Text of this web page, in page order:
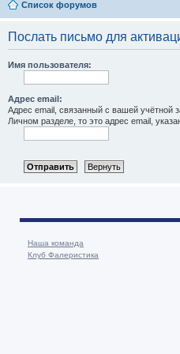
Список форумов
Послать письмо для
Имя пользователя:
Адрес email:
Адрес email, связанный с вашей учётной
Личном разделе, то это адрес email,
Наша команда
Клуб Фалеристика